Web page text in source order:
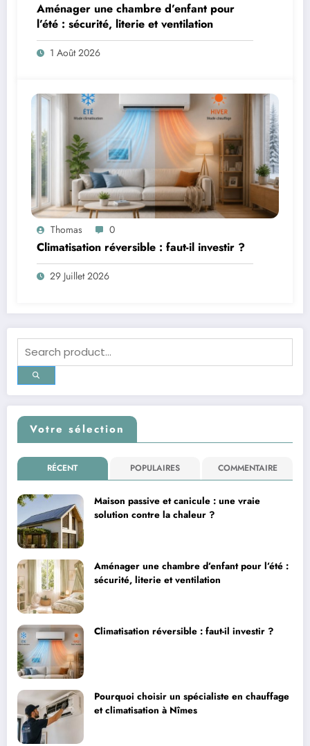
Aménager une chambre d’enfant pour
l’été : sécurité, literie et ventilation
1 Août 2026
Thomas 0
Climatisation réversible : faut-il investir ?
29 Juillet 2026
Votre sélection
RÉCENT POPULAIRES COMMENTAIRE
Maison passive et canicule : une vraie
solution contre la chaleur ?
Aménager une chambre d’enfant pour l’été :
sécurité, literie et ventilation
Climatisation réversible : faut-il investir ?
Pourquoi choisir un spécialiste en chauffage
et climatisation à Nîmes